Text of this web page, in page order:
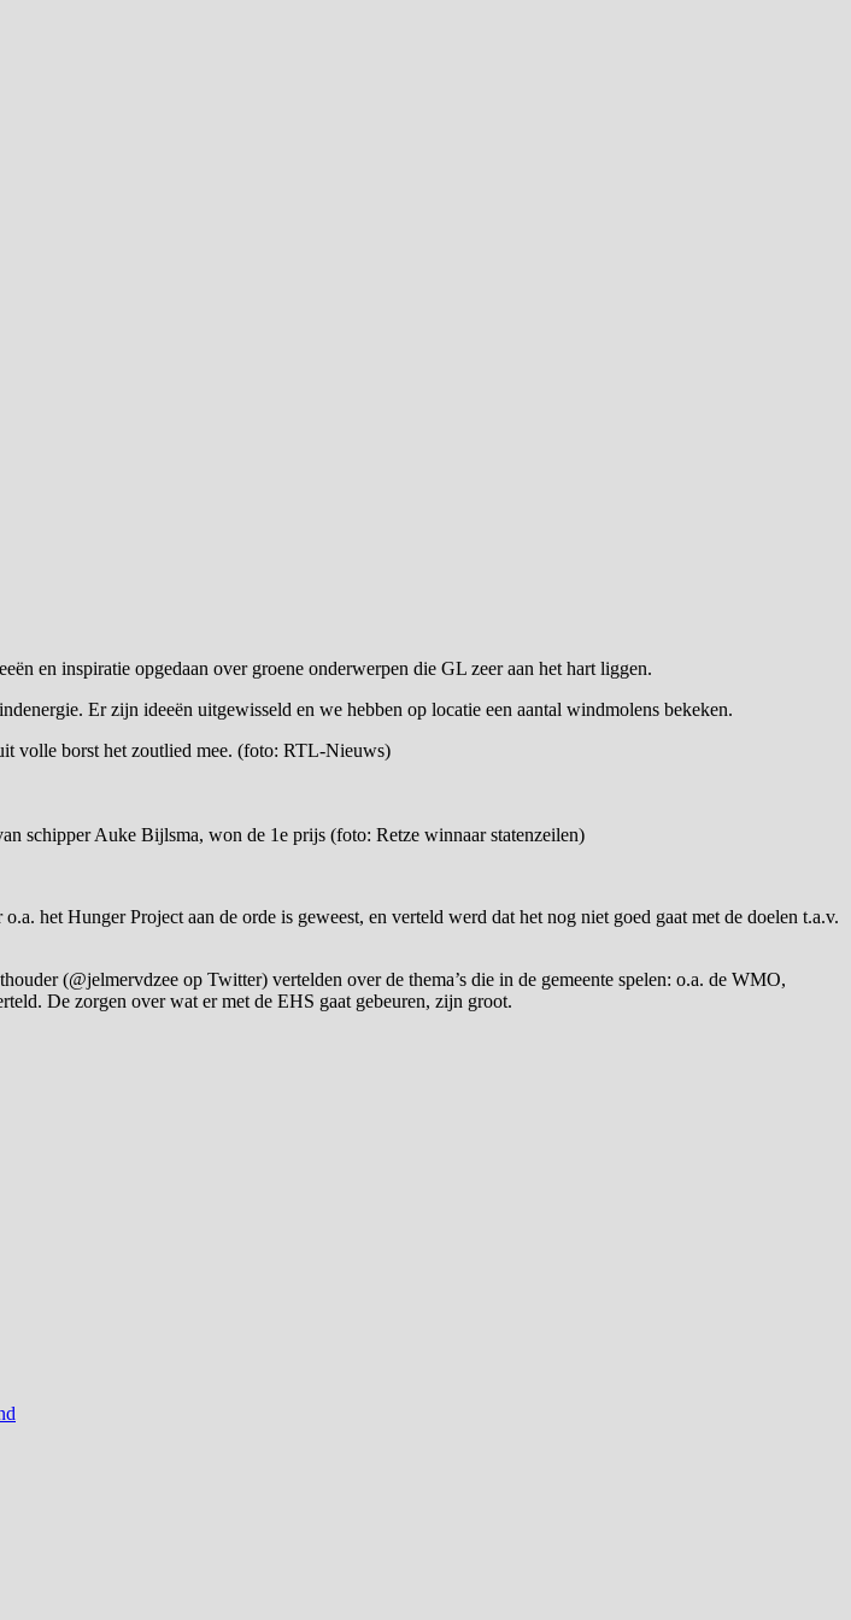
en inspiratie opgedaan over groene onderwerpen die GL zeer aan het hart liggen.
Er zijn ideeën uitgewisseld en we hebben op locatie een aantal windmolens bekeken.
volle borst het zoutlied mee. (foto: RTL-Nieuws)
schipper Auke Bijlsma, won de 1e prijs (foto: Retze winnaar statenzeilen)
het Hunger Project aan de orde is geweest, en verteld werd dat het nog niet goed gaat met de doelen t.a.v.
(@jelmervdzee op Twitter) vertelden over de thema’s die in de gemeente spelen: o.a. de WMO,
De zorgen over wat er met de EHS gaat gebeuren, zijn groot.